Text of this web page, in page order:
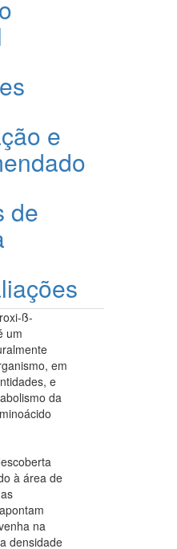
e
de
ß-
um
em
e
da
à área de
na
densidade